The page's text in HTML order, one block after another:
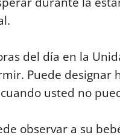
del día en la
Puede designar
usted no
observar a su